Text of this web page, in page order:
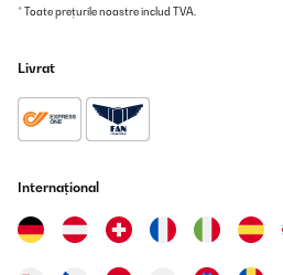
* Toate prețurile noastre includ TVA.
Livrat
Internațional